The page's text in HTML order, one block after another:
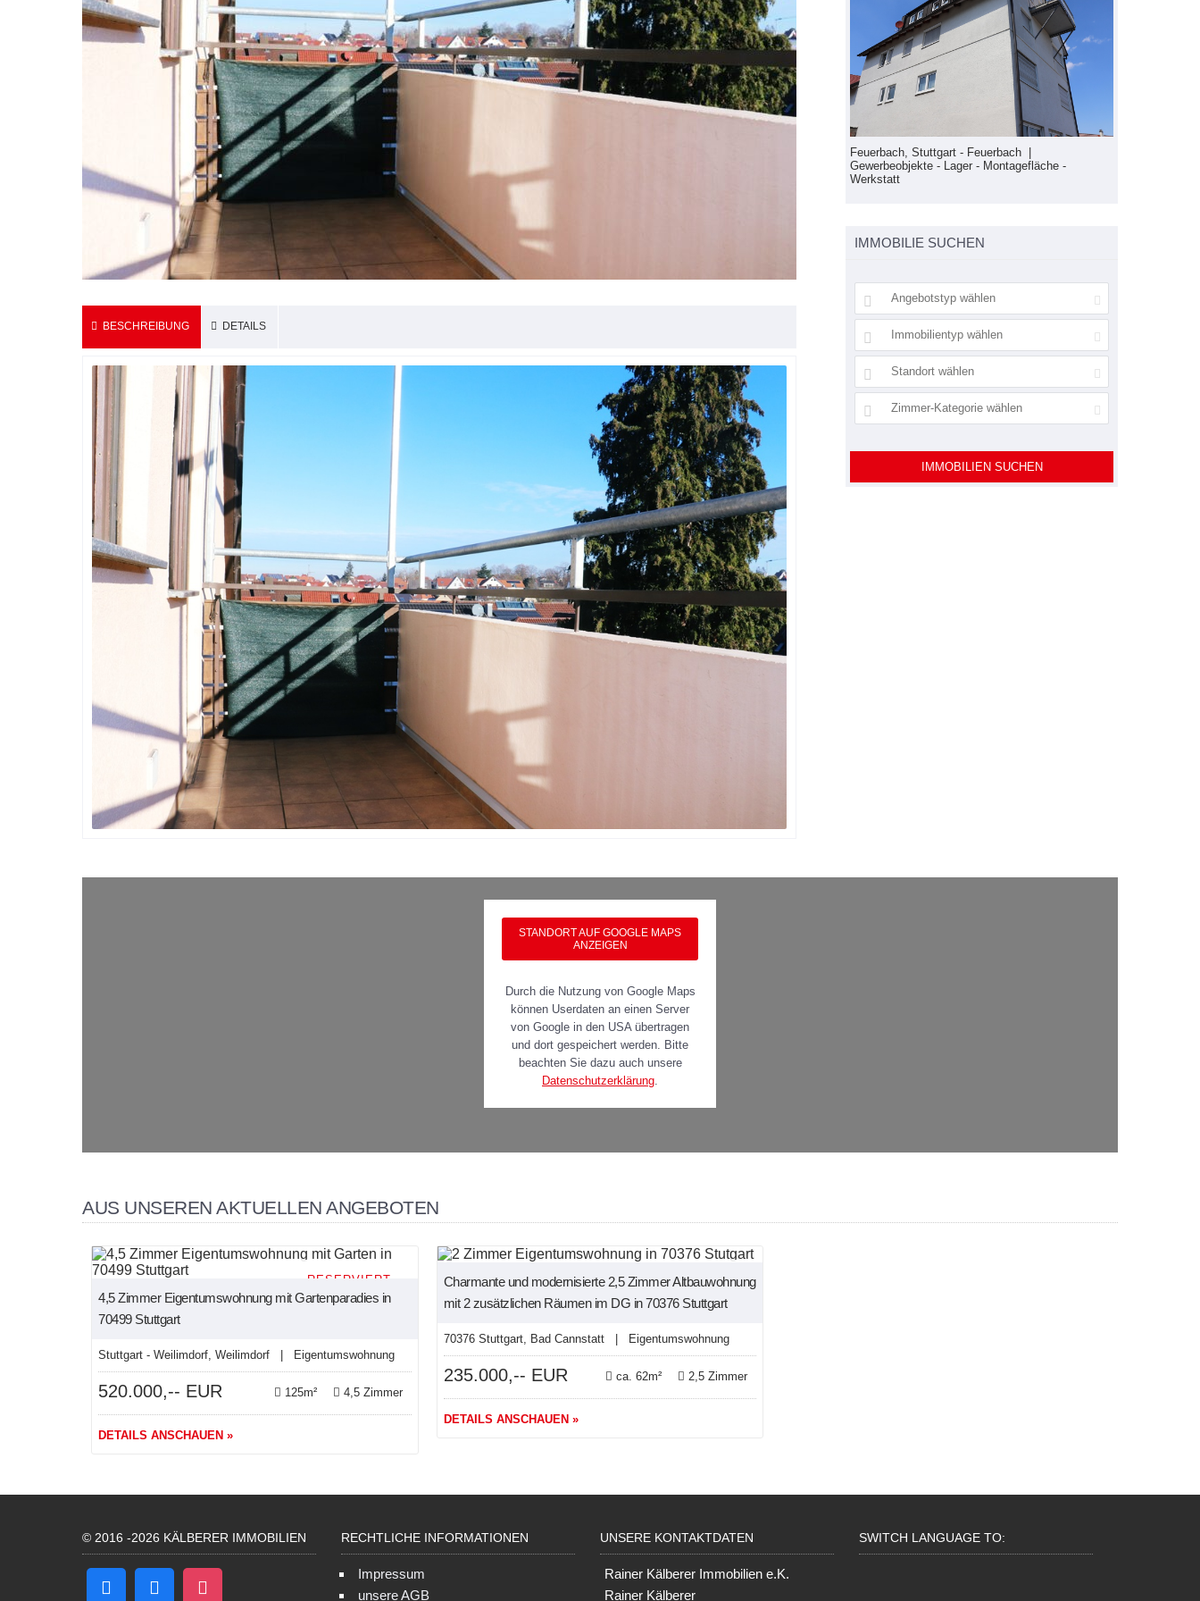
BESCHREIBUNG DETAILS
Feuerbach, Stuttgart - Feuerbach | Mietwohnung
- Wohnung
52m²
2 Zimmer
Feuerbach, Stuttgart - Feuerbach |
Gewerbeobjekte - Lager - Montagefläche -
Werkstatt
IMMOBILIE SUCHEN
Angebotstyp wählen
Immobilientyp wählen
Standort wählen
Zimmer-Kategorie wählen
IMMOBILIEN SUCHEN
STANDORT AUF GOOGLE MAPS
ANZEIGEN
Durch die Nutzung von Google Maps
können Userdaten an einen Server
von Google in den USA übertragen
und dort gespeichert werden. Bitte
beachten Sie dazu auch unsere
Datenschutzerklärung
AUS UNSEREN AKTUELLEN ANGEBOTEN
RESERVIERT
4,5 Zimmer Eigentumswohnung mit Gartenparadies in
70499 Stuttgart
Stuttgart - Weilimdorf, Weilimdorf | Eigentumswohnung
520.000,-- EUR 125m² 4,5 Zimmer
DETAILS ANSCHAUEN »
NEU
Charmante und modernisierte 2,5 Zimmer Altbauwohnung
mit 2 zusätzlichen Räumen im DG in 70376 Stuttgart
70376 Stuttgart, Bad Cannstatt | Eigentumswohnung
235.000,-- EUR ca. 62m² 2,5 Zimmer
DETAILS ANSCHAUEN »
© 2016 -2026 KÄLBERER IMMOBILIEN RECHTLICHE INFORMATIONEN
Impressum
unsere AGB
UNSERE KONTAKTDATEN
Rainer Kälberer Immobilien e.K.
Rainer Kälberer
SWITCH LANGUAGE TO: